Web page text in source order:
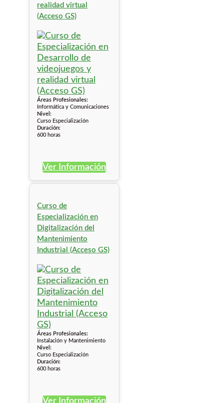
realidad virtual
(Acceso GS)
Áreas Profesionales:
Informática y Comunicaciones
Nivel:
Curso Especialización
Duración:
600 horas
Ver Información
Curso de
Especialización en
Digitalización del
Mantenimiento
Industrial (Acceso GS)
Áreas Profesionales:
Instalación y Mantenimiento
Nivel:
Curso Especialización
Duración:
600 horas
Ver Información